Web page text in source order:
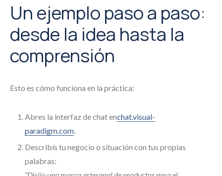
Un ejemplo paso a paso:
desde la idea hasta la
comprensión
Esto es cómo funciona en la práctica:
Abres la interfaz de chat enchat.visual-
paradigm.com.
Describís tu negocio o situación con tus propias
palabras: